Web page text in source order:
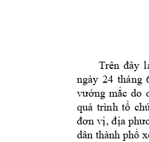
Trên đây
ngày 24 tháng
vướng mắc do
quá trình tổ
đơn vị, địa
dân thành phố x